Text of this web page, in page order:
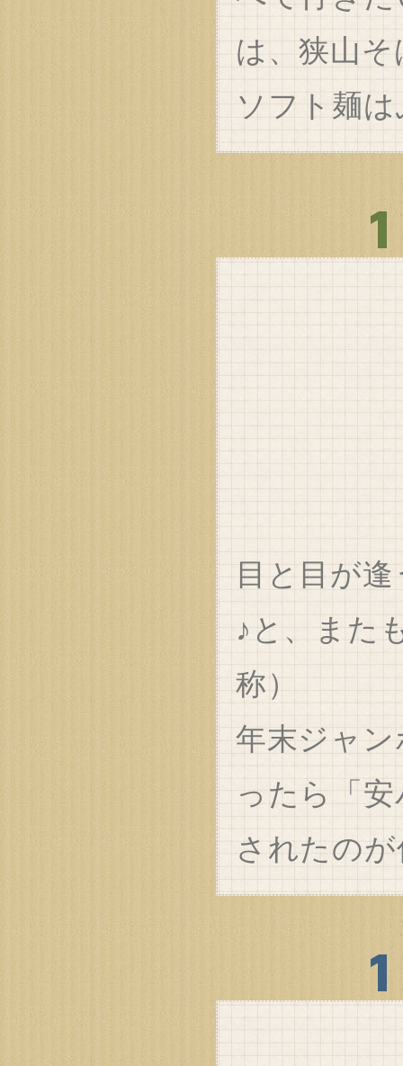
は、狭山
ソフト麺
目と目が
♪と、また
称）
年末ジャ
ったら「
されたの